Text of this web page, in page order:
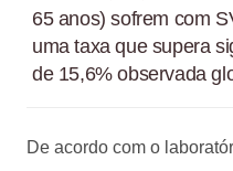
65 anos) sofrem com
uma taxa que supera
de 15,6% observada
De acordo com o